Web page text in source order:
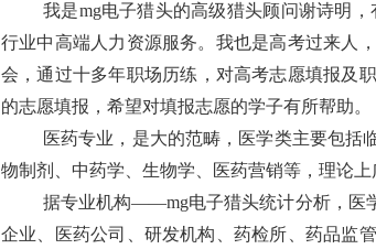
我是mg电子猎头的高级猎头顾问谢诗明
行业中高端人力资源服务。我也是高考过来人
会，通过十多年职场历练，对高考志愿填报及
的志愿填报，希望对填报志愿的学子有所帮助。
医药专业，是大的范畴，医学类主要包括
物制剂、中药学、生物学、医药营销等，理论
据专业机构——mg电子猎头统计分析，医
企业、医药公司、研发机构、药检所、药品监